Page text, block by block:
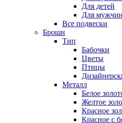
Для детей
Для
Все подвески
Броши
Тип
Бабочки
Цветы
Птицы
Металл
Белое
Желтое
Красное
Красное с